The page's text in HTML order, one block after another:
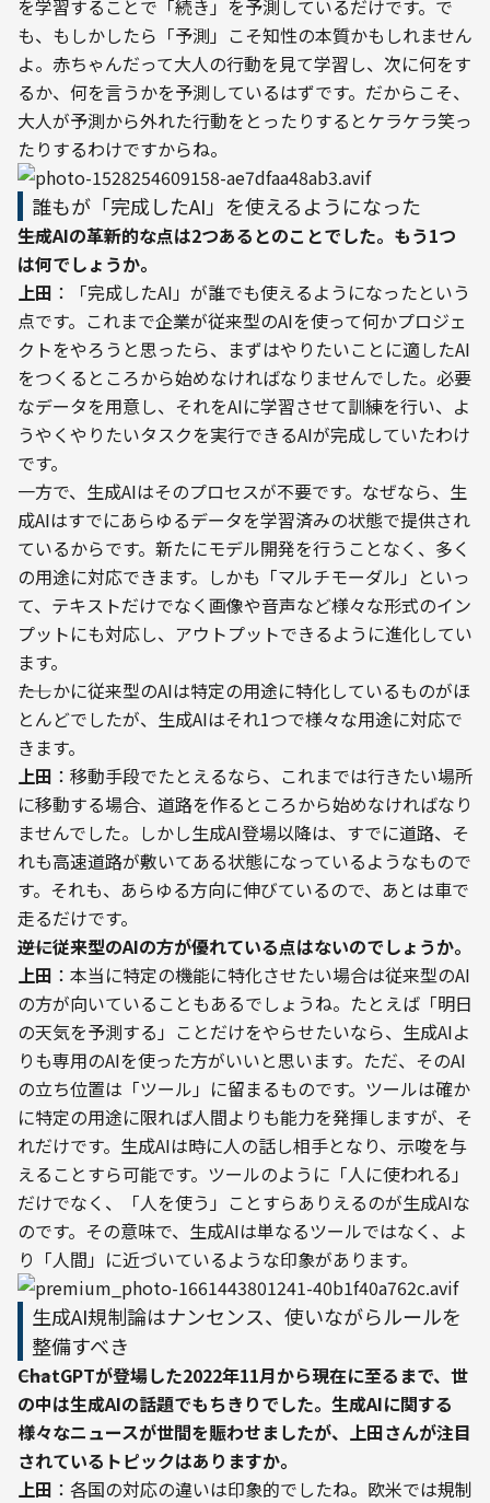
を学習することで「続き」を予測しているだけです。で
も、もしかしたら「予測」こそ知性の本質かもしれません
よ。赤ちゃんだって大人の行動を見て学習し、次に何をす
るか、何を言うかを予測しているはずです。だからこそ、
大人が予測から外れた行動をとったりするとケラケラ笑っ
たりするわけですからね。
誰もが「完成したAI」を使えるようになった
――生成AIの革新的な点は2つあるとのことでした。もう1つ
は何でしょうか。
上田 ：「完成したAI」が誰でも使えるようになったという
点です。これまで企業が従来型のAIを使って何かプロジェ
クトをやろうと思ったら、まずはやりたいことに適したAI
をつくるところから始めなければなりませんでした。必要
なデータを用意し、それをAIに学習させて訓練を行い、よ
うやくやりたいタスクを実行できるAIが完成していたわけ
です。
一方で、生成AIはそのプロセスが不要です。なぜなら、生
成AIはすでにあらゆるデータを学習済みの状態で提供され
ているからです。新たにモデル開発を行うことなく、多く
の用途に対応できます。しかも「マルチモーダル」といっ
て、テキストだけでなく画像や音声など様々な形式のイン
プットにも対応し、アウトプットできるように進化してい
ます。
――たしかに従来型のAIは特定の用途に特化しているものがほ
とんどでしたが、生成AIはそれ1つで様々な用途に対応で
きます。
上田 ：移動手段でたとえるなら、これまでは行きたい場所
に移動する場合、道路を作るところから始めなければなり
ませんでした。しかし生成AI登場以降は、すでに道路、そ
れも高速道路が敷いてある状態になっているようなもので
す。それも、あらゆる方向に伸びているので、あとは車で
走るだけです。
――逆に従来型のAIの方が優れている点はないのでしょうか。
上田 ：本当に特定の機能に特化させたい場合は従来型のAI
の方が向いていることもあるでしょうね。たとえば「明日
の天気を予測する」ことだけをやらせたいなら、生成AIよ
りも専用のAIを使った方がいいと思います。ただ、そのAI
の立ち位置は「ツール」に留まるものです。ツールは確か
に特定の用途に限れば人間よりも能力を発揮しますが、そ
れだけです。生成AIは時に人の話し相手となり、示唆を与
えることすら可能です。ツールのように「人に使われる」
だけでなく、「人を使う」ことすらありえるのが生成AIな
のです。その意味で、生成AIは単なるツールではなく、よ
り「人間」に近づいているような印象があります。
生成AI規制論はナンセンス、使いながらルールを
整備すべき
――ChatGPTが登場した2022年11月から現在に至るまで、世
の中は生成AIの話題でもちきりでした。生成AIに関する
様々なニュースが世間を賑わせましたが、上田さんが注目
されているトピックはありますか。
上田 ：各国の対応の違いは印象的でしたね。欧米では規制